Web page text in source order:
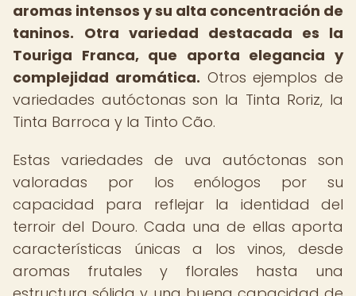
aromas intensos y su alta concentración de
taninos. Otra variedad destacada es la
Touriga Franca, que aporta elegancia y
complejidad aromática. Otros ejemplos de
variedades autóctonas son la Tinta Roriz, la
Tinta Barroca y la Tinto Cão.
Estas variedades de uva autóctonas son
valoradas por los enólogos por su
capacidad para reflejar la identidad del
terroir del Douro. Cada una de ellas aporta
características únicas a los vinos, desde
aromas frutales y florales hasta una